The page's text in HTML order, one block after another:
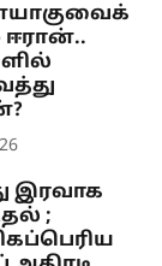
ஈரான்..
இரவாக
;